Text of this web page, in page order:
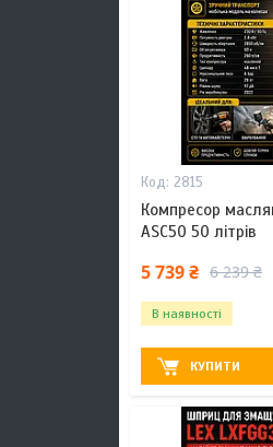
2815
Компресор
ASC50 50 літрів
5 739 ₴ 6 239 ₴
В наявності
КУПИТИ